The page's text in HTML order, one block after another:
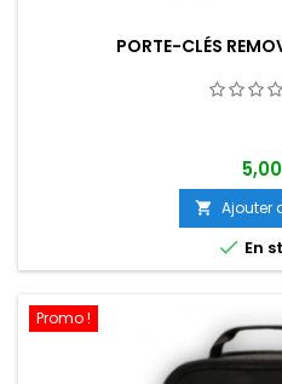
PORTE-CLÉS
 Ajouter
 En
Promo !